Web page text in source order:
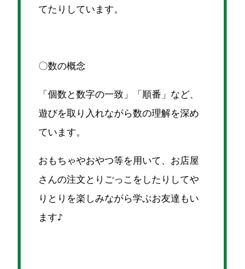
てたりしています。
〇数の概念
「個数と数字の一致」「順番」など、
遊びを取り入れながら数の理解を深め
ています。
おもちゃやおやつ等を用いて、お店屋
さんの注文とりごっこをしたりしてや
りとりを楽しみながら学ぶお友達もい
ます♪